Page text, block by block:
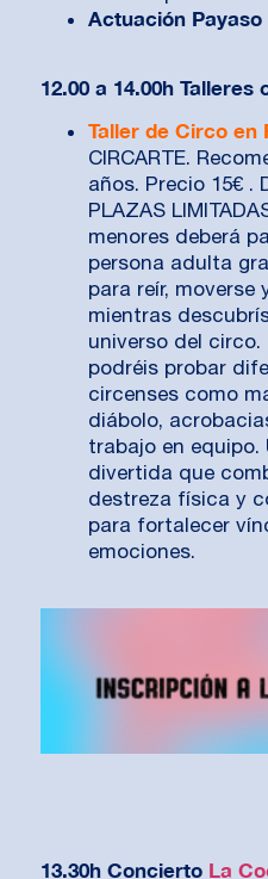
Actuación Payaso
12.00 a 14.00h
Taller de Circo en
CIRCARTE.
años. Precio 15€ .
PLAZAS
menores deberá
persona adulta
para reír,
mientras
universo del
podréis probar
circenses como
diábolo,
trabajo en
divertida que
destreza física y
para fortalecer
emociones.
13.30h Concierto La